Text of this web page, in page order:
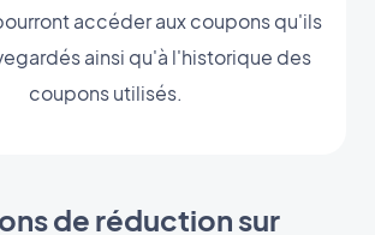
accéder aux coupons qu'ils
ainsi qu'à l'historique des
coupons utilisés.
de réduction sur